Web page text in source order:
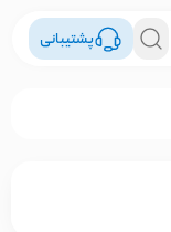
پشتیبانی